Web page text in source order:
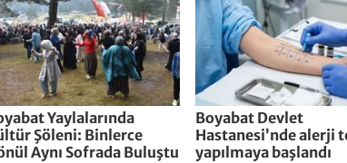
Yaylalarında
Şöleni: Binlerce
Aynı Sofrada Buluştu
Boyabat Devlet
Hastanesi’nde alerji
yapılmaya başlandı